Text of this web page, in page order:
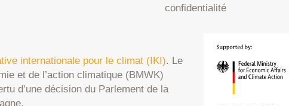
confidentialité
internationale pour le climat (IKI). Le
et de l’action climatique (BMWK)
d’une décision du Parlement de la